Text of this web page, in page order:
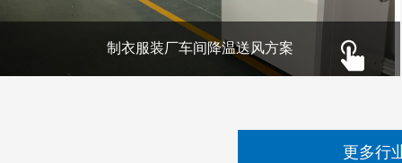
制衣服装厂车间降温送风方案
更多行